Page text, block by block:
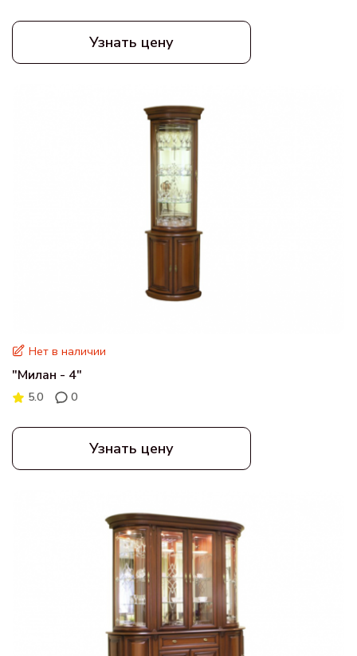
Узнать цену
Нет в наличии
"Милан - 4"
5.0 0
Узнать цену